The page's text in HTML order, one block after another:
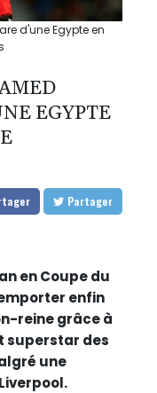
d'une Egypte en
EGYPTE
Partager
en Coupe du
enfin
reine grâce à
superstar des
une